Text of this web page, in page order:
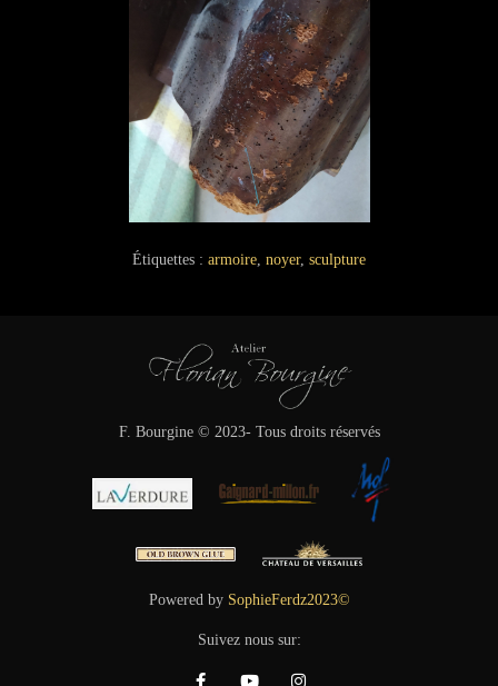
Étiquettes : armoire noyer, sculpture
F. Bourgine © 2023- Tous droits réservés
Powered by SophieFerdz2023©
Suivez nous sur: